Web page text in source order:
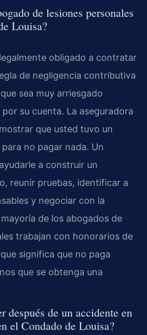
de lesiones personales
Louisa?
obligado a contratar
de negligencia contributiva
sea muy arriesgado
su cuenta. La aseguradora
que usted tuvo un
no pagar nada. Un
a construir un
reunir pruebas, identificar a
y negociar con la
de los abogados de
trabajan con honorarios de
significa que no paga
que se obtenga una
después de un accidente en
el Condado de Louisa?